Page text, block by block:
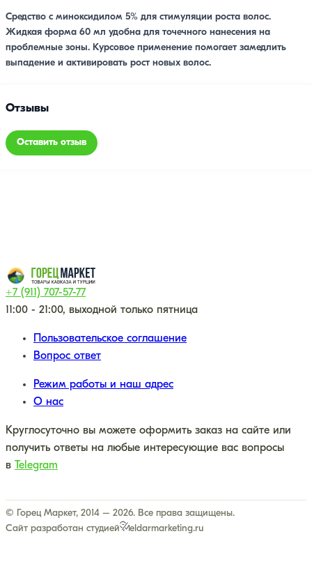
Средство с миноксидилом 5% для стимуляции роста волос.
Жидкая форма 60 мл удобна для точечного нанесения на
проблемные зоны. Курсовое применение помогает замедлить
выпадение и активировать рост новых волос.
Отзывы
Оставить отзыв
+7 (911) 707-57-77
11:00 - 21:00, выходной только пятница
Пользовательское соглашение
Вопрос ответ
Режим работы и наш адрес
О нас
Круглосуточно вы можете оформить заказ на сайте или
получить ответы на любые интересующие вас вопросы
в
Telegram
© Горец Маркет, 2014 – 2026. Все права защищены.
Сайт разработан студией
eldarmarketing.ru